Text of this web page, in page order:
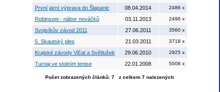
První jarní výprava do Šlapanic 08.04.2014 2486 x
Robinsoni - nábor nováčků 03.11.2013 2496 x
Svojsíkův závod 2011 27.06.2011 3560 x
5. Skautský ples 21.03.2011 3718 x
Krajské závody Vlčat a Světlušek 29.06.2010 2925 x
Turnaj ve stolním tenise 22.01.2008 5008 x
Počet zobrazených článků: 7 z celkem 7 nalezených